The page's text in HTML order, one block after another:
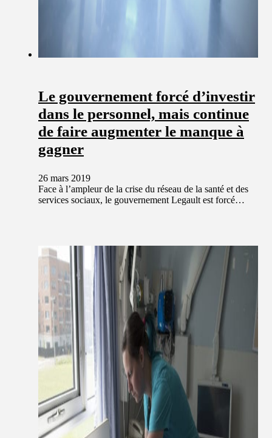
Le gouvernement forcé d’investir
dans le personnel, mais continue
de faire augmenter le manque à
gagner
26 mars 2019
Face à l’ampleur de la crise du réseau de la santé et des
services sociaux, le gouvernement Legault est forcé…